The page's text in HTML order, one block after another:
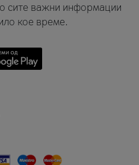
сите важни информации
кое време.